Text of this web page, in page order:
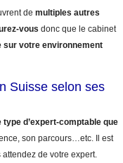
de multiples autres
vous donc que le cabinet
sur votre environnement
Suisse selon ses
d’expert-comptable que
son parcours…etc. Il est
de votre expert.